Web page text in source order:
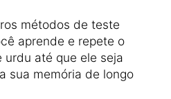
métodos de teste
aprende e repete o
urdu até que ele seja
sua memória de longo